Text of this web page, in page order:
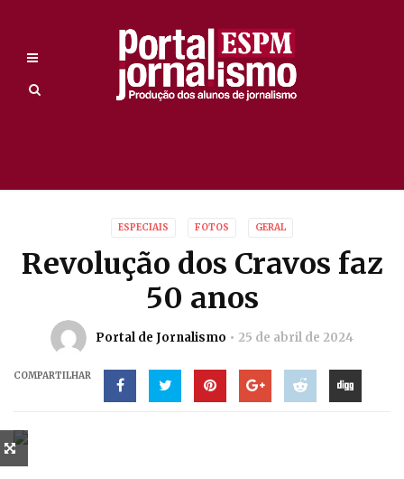
ESPECIAIS FOTOS GERAL
Revolução dos Cravos faz
50 anos
Portal de Jornalismo 25 de abril de 2024
COMPARTILHAR